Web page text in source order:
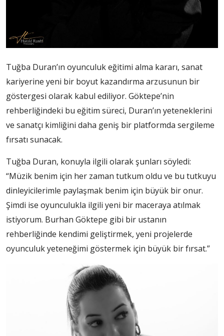
Tuğba Duran’ın oyunculuk eğitimi alma kararı, sanat
kariyerine yeni bir boyut kazandırma arzusunun bir
göstergesi olarak kabul ediliyor. Göktepe’nin
rehberliğindeki bu eğitim süreci, Duran’ın yeteneklerini
ve sanatçı kimliğini daha geniş bir platformda sergileme
fırsatı sunacak.
Tuğba Duran, konuyla ilgili olarak şunları söyledi:
“Müzik benim için her zaman tutkum oldu ve bu tutkuyu
dinleyicilerimle paylaşmak benim için büyük bir onur.
Şimdi ise oyunculukla ilgili yeni bir maceraya atılmak
istiyorum. Burhan Göktepe gibi bir ustanın
rehberliğinde kendimi geliştirmek, yeni projelerde
oyunculuk yeteneğimi göstermek için büyük bir fırsat.”